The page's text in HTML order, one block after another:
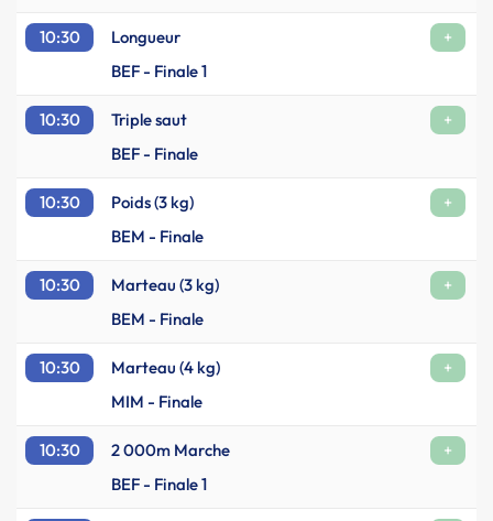
10:30 Longueur
+
BEF - Finale 1
10:30 Triple saut
+
BEF - Finale
10:30 Poids (3 kg)
+
BEM - Finale
10:30 Marteau (3 kg)
+
BEM - Finale
10:30 Marteau (4 kg)
+
MIM - Finale
10:30 2 000m Marche
+
BEF - Finale 1